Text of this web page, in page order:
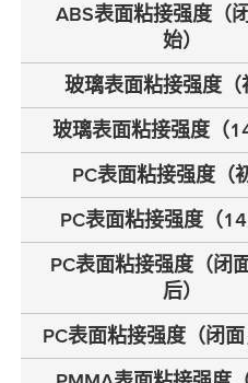
ABS表面粘接强度（
始）
玻璃表面粘接强度（
玻璃表面粘接强度（
PC表面粘接强度（
PC表面粘接强度（
PC表面粘接强度（闭
后）
PC表面粘接强度（闭